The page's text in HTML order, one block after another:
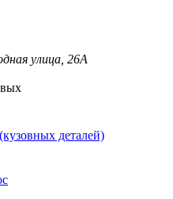
улица, 26А
деталей)